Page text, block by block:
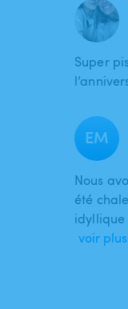
Super
EM
Nous
été
idyllique
voir plus